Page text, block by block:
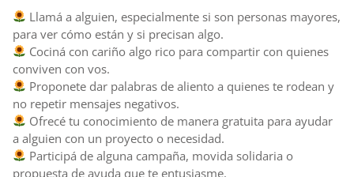
Llamá a alguien, especialmente si son personas mayores,
para ver cómo están y si precisan algo.
Cociná con cariño algo rico para compartir con quienes
conviven con vos.
Proponete dar palabras de aliento a quienes te rodean y
no repetir mensajes negativos.
Ofrecé tu conocimiento de manera gratuita para ayudar
a alguien con un proyecto o necesidad.
Participá de alguna campaña, movida solidaria o
propuesta de ayuda que te entusiasme.